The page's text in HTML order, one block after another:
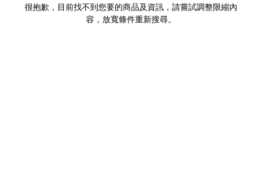
很抱歉，目前找不到您要的商品及資訊，請嘗試調整限縮內
容，放寬條件重新搜尋。